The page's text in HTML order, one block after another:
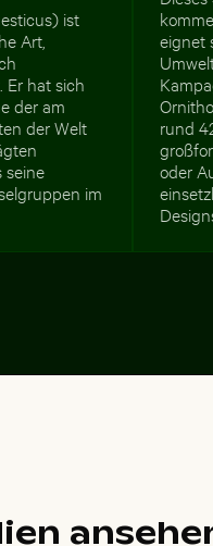
ist
Art,
Er hat sich
der am
der Welt
seine
im
eignet
rund
oder